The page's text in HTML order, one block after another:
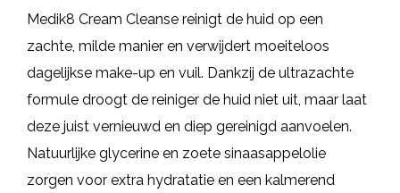
Medik8 Cream Cleanse reinigt de huid op een
zachte, milde manier en verwijdert moeiteloos
dagelijkse make-up en vuil. Dankzij de ultrazachte
formule droogt de reiniger de huid niet uit, maar laat
deze juist vernieuwd en diep gereinigd aanvoelen.
Natuurlijke glycerine en zoete sinaasappelolie
zorgen voor extra hydratatie en een kalmerend